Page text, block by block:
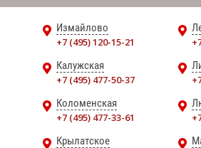
Измайлово
+7 (495) 120-15-21
Калужская
+7 (495) 477-50-37
Коломенская
+7 (495) 477-33-61
Крылатское